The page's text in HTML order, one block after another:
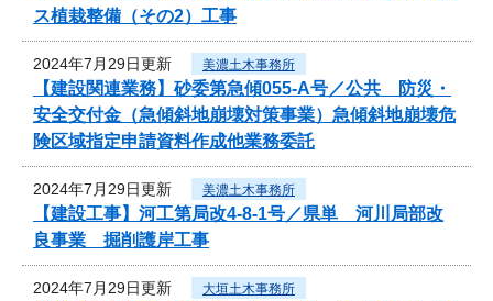
ス植栽整備（その2）工事
2024年7月29日更新 美濃土木事務所
【建設関連業務】砂委第急傾055-A号／公共 防災・
安全交付金（急傾斜地崩壊対策事業）急傾斜地崩壊危
険区域指定申請資料作成他業務委託
2024年7月29日更新 美濃土木事務所
【建設工事】河工第局改4-8-1号／県単 河川局部改
良事業 掘削護岸工事
2024年7月29日更新 大垣土木事務所